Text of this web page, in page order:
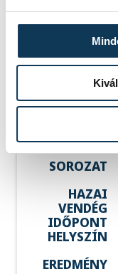
IDŐPONT
HELYSZÍN
EREDMÉNY
SOROZAT
HAZAI
VENDÉG
IDŐPONT
HELYSZÍN
EREDMÉNY